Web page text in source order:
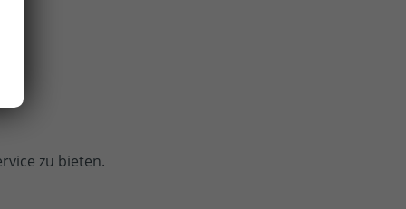
zu bieten.